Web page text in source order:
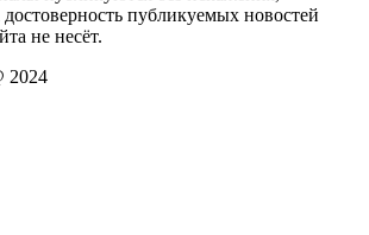
достоверность публикуемых новостей
не несёт.
2024